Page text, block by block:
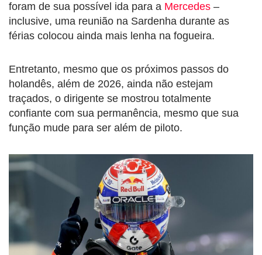
foram de sua possível ida para a Mercedes –
inclusive, uma reunião na Sardenha durante as
férias colocou ainda mais lenha na fogueira.
Entretanto, mesmo que os próximos passos do
holandês, além de 2026, ainda não estejam
traçados, o dirigente se mostrou totalmente
confiante com sua permanência, mesmo que sua
função mude para ser além de piloto.